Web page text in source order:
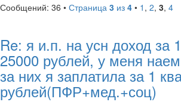
Сообщений: 36 • Страница 3 из 4 • 1 , 2, 3, 4
Re: я и.п. на усн доход за
25000 рублей, у меня
за них я заплатила за 1
рублей(ПФР+мед.+соц)